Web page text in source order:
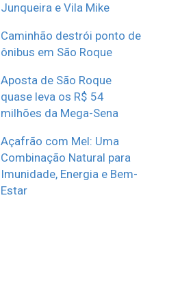
Junqueira e Vila Mike
Caminhão destrói ponto de
ônibus em São Roque
Aposta de São Roque
quase leva os R$ 54
milhões da Mega-Sena
Açafrão com Mel: Uma
Combinação Natural para
Imunidade, Energia e Bem-
Estar